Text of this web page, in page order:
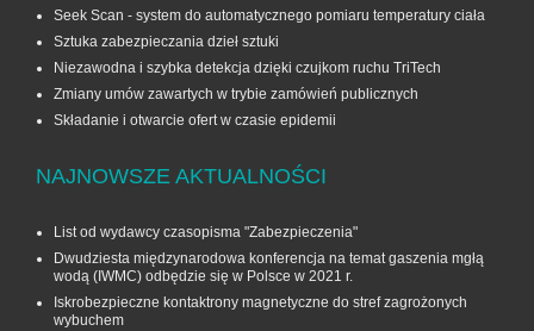
Seek Scan - system do automatycznego pomiaru temperatury ciała
Sztuka zabezpieczania dzieł sztuki
Niezawodna i szybka detekcja dzięki czujkom ruchu TriTech
Zmiany umów zawartych w trybie zamówień publicznych
Składanie i otwarcie ofert w czasie epidemii
NAJNOWSZE AKTUALNOŚCI
List od wydawcy czasopisma "Zabezpieczenia"
Dwudziesta międzynarodowa konferencja na temat gaszenia mgłą
wodą (IWMC) odbędzie się w Polsce w 2021 r.
Iskrobezpieczne kontaktrony magnetyczne do stref zagrożonych
wybuchem